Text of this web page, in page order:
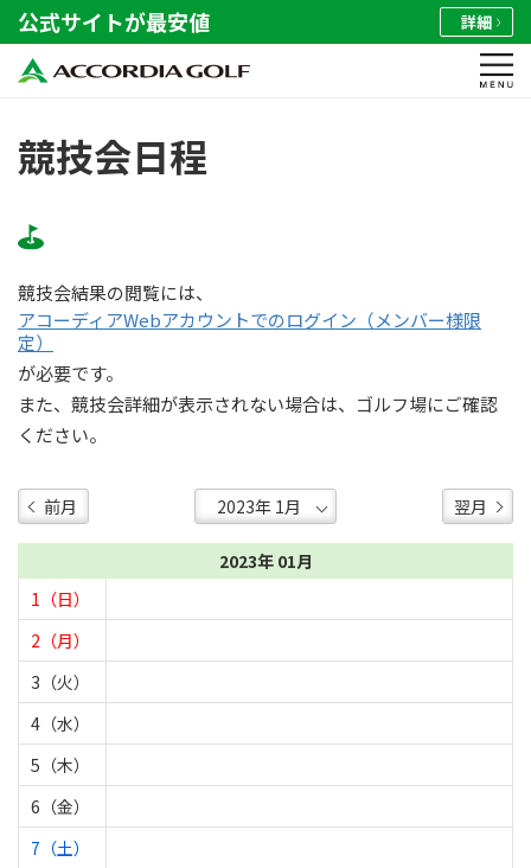
公式サイトが最安値 詳細
競技会日程
競技会結果の閲覧には、
アコーディアWebアカウントでのログイン（メンバー様限
定）
が必要です。
また、競技会詳細が表示されない場合は、ゴルフ場にご確認
ください。
前月 翌月
2023年 01月
1（日）
2（月）
3（火）
4（水）
5（木）
6（金）
7（土）